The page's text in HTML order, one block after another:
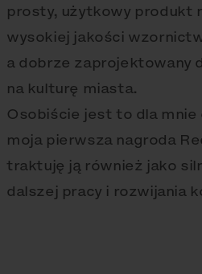
prosty, użytkowy produkt
wysokiej jakości
a dobrze zaprojektowany
na kulturę miasta.
Osobiście jest to dla mnie
moja pierwsza nagroda
traktuję ją również jako
dalszej pracy i rozwijania